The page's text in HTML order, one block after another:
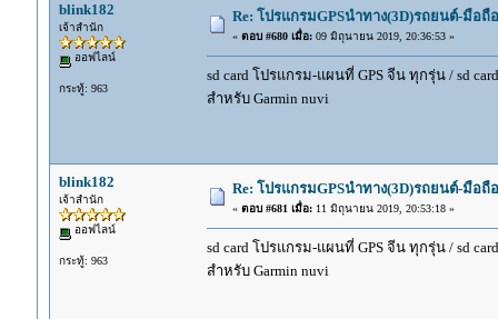
blink182
เจ้าสำนัก
ออฟไลน์
กระทู้: 963
Re: โปรแกรมGPSนำทาง(3D)รถยนต์-มือ
« ตอบ #680 เมื่อ:09 มิถุนายน 2019, 20:36:53 »
sd card โปรแกรม-แผนที่ GPS จีน ทุกรุ่น / sd
สำหรับ Garmin nuvi
blink182
เจ้าสำนัก
ออฟไลน์
กระทู้: 963
Re: โปรแกรมGPSนำทาง(3D)รถยนต์-มือ
« ตอบ #681 เมื่อ:11 มิถุนายน 2019, 20:53:18 »
sd card โปรแกรม-แผนที่ GPS จีน ทุกรุ่น / sd
สำหรับ Garmin nuvi